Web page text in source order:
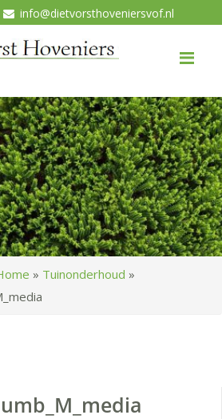
info@dietvorsthoveniersvof.nl
» Tuinonderhoud »